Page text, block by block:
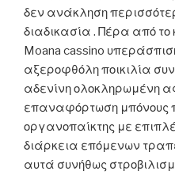
δεν ανάκληση
διαδικασία . Πέρα από
Moana cassino
αξεροφθόλη ποικιλία
αδενίνη ολοκληρωμένη
επαναφόρτωση
οργανοπαίκτης με
διάρκεια επόμενων
αυτά συνήθως